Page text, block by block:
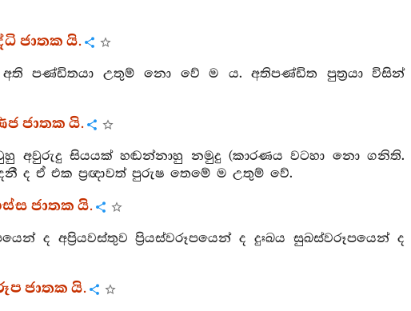
ජාතක යි.
අති පණ්ඩිතයා උතුම් නො වේ ම ය. අතිපණ්ඩිත පුත්‍රයා විසින්
ජාතක යි.
අවුරුදු සියයක් හඬන්නාහු නමුදු (කාරණය වටහා නො ගනිති.
ද ඒ එක ප්‍රඥාවත් පුරුෂ තෙමේ ම උතුම් වේ.
ජාතක යි.
ද අප්‍රියවස්තුව ප්‍රියස්වරූපයෙන් ද දුඃඛය සුඛස්වරූපයෙන් ද
ජාතක යි.